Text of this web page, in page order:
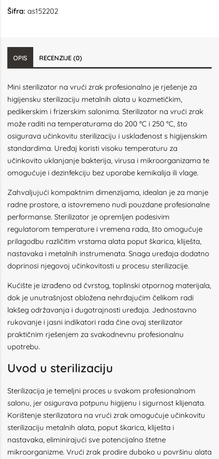
Šifra: as152202
OPIS RECENZIJE (0)
Mini sterilizator na vrući zrak profesionalno je rješenje za
higijensku sterilizaciju metalnih alata u kozmetičkim,
pedikerskim i frizerskim salonima. Sterilizator na vrući zrak
može raditi na temperaturama do 200 °C i 250 °C, što
osigurava učinkovitu sterilizaciju i usklađenost s higijenskim
standardima. Uređaj koristi visoku temperaturu za
učinkovito uklanjanje bakterija, virusa i mikroorganizama te
omogućuje i dezinfekciju bez uporabe kemikalija ili vlage.
Zahvaljujući kompaktnim dimenzijama, idealan je za manje
radne prostore, a istovremeno nudi pouzdane profesionalne
performanse. Sterilizator je opremljen podesivim
regulatorom temperature i vremena rada, što omogućuje
prilagodbu različitim vrstama alata poput škarica, kliješta,
nastavaka i metalnih instrumenata. Snaga uređaja dodatno
doprinosi njegovoj učinkovitosti u procesu sterilizacije.
Kućište je izrađeno od čvrstog, toplinski otpornog materijala,
dok je unutrašnjost obložena nehrđajućim čelikom radi
lakšeg održavanja i dugotrajnosti uređaja. Jednostavno
rukovanje i jasni indikatori rada čine ovaj sterilizator
praktičnim rješenjem za svakodnevnu profesionalnu
upotrebu.
Uvod u sterilizaciju
Sterilizacija je temeljni proces u svakom profesionalnom
salonu, jer osigurava potpunu higijenu i sigurnost klijenata.
Korištenje sterilizatora na vrući zrak omogućuje učinkovitu
sterilizaciju metalnih alata, poput škarica, kliješta i
nastavaka, eliminirajući sve potencijalno štetne
mikroorganizme. Vrući zrak prodire duboko u površinu alata